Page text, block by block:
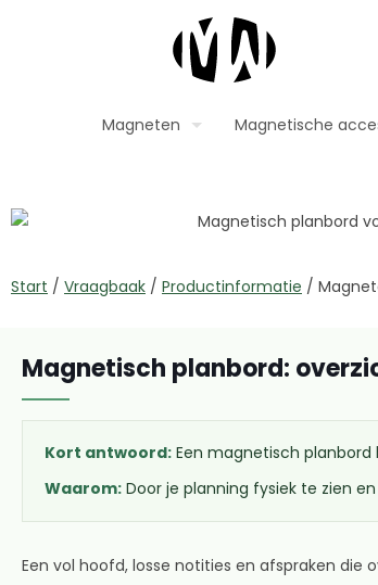
Magneten Magnetische
Start / Vraagbaak / Productinformatie /
Magnetisch planbord:
Kort antwoord: Een magnetisch
Waarom: Door je planning fysiek te zien
Een vol hoofd, losse notities en afspraken